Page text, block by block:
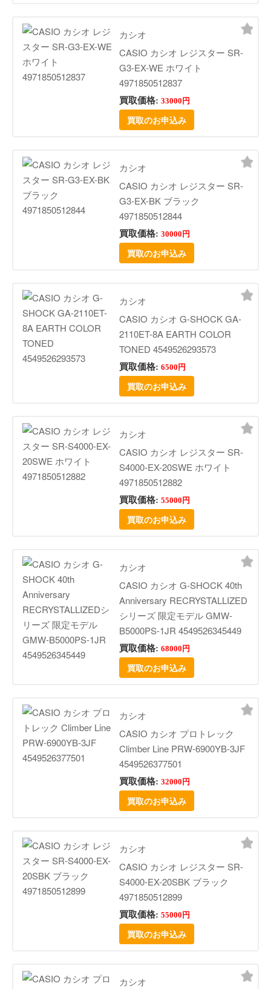
カシオ
CASIO カシオ レジスター SR-
G3-EX-WE ホワイト
4971850512837
買取価格: 33000円
買取のお申込み
カシオ
CASIO カシオ レジスター SR-
G3-EX-BK ブラック
4971850512844
買取価格: 30000円
買取のお申込み
カシオ
CASIO カシオ G-SHOCK GA-
2110ET-8A EARTH COLOR
TONED 4549526293573
買取価格: 6500円
買取のお申込み
カシオ
CASIO カシオ レジスター SR-
S4000-EX-20SWE ホワイト
4971850512882
買取価格: 55000円
買取のお申込み
カシオ
CASIO カシオ G-SHOCK 40th
Anniversary RECRYSTALLIZED
シリーズ 限定モデル GMW-
B5000PS-1JR 4549526345449
買取価格: 68000円
買取のお申込み
カシオ
CASIO カシオ プロトレック
Climber Line PRW-6900YB-3JF
4549526377501
買取価格: 32000円
買取のお申込み
カシオ
CASIO カシオ レジスター SR-
S4000-EX-20SBK ブラック
4971850512899
買取価格: 55000円
買取のお申込み
カシオ